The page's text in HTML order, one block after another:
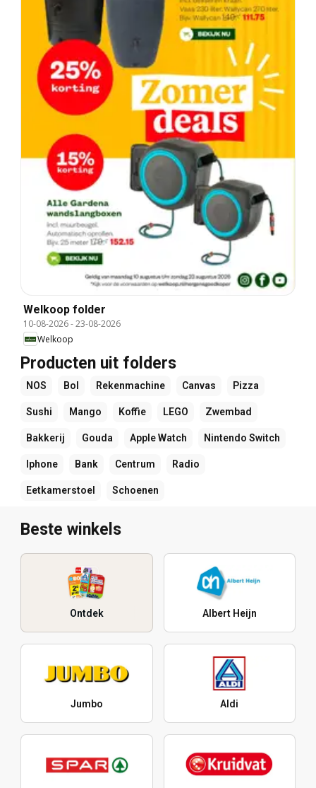
Welkoop folder
10-08-2026-23-08-2026
Welkoop
Producten uit folders
NOS Bol Rekenmachine Canvas Pizza
Sushi Mango Koffie LEGO Zwembad
Bakkerij Gouda Apple Watch Nintendo Switch
Iphone Bank Centrum Radio
Eetkamerstoel Schoenen
Beste winkels
Ontdek Albert Heijn
Jumbo Aldi